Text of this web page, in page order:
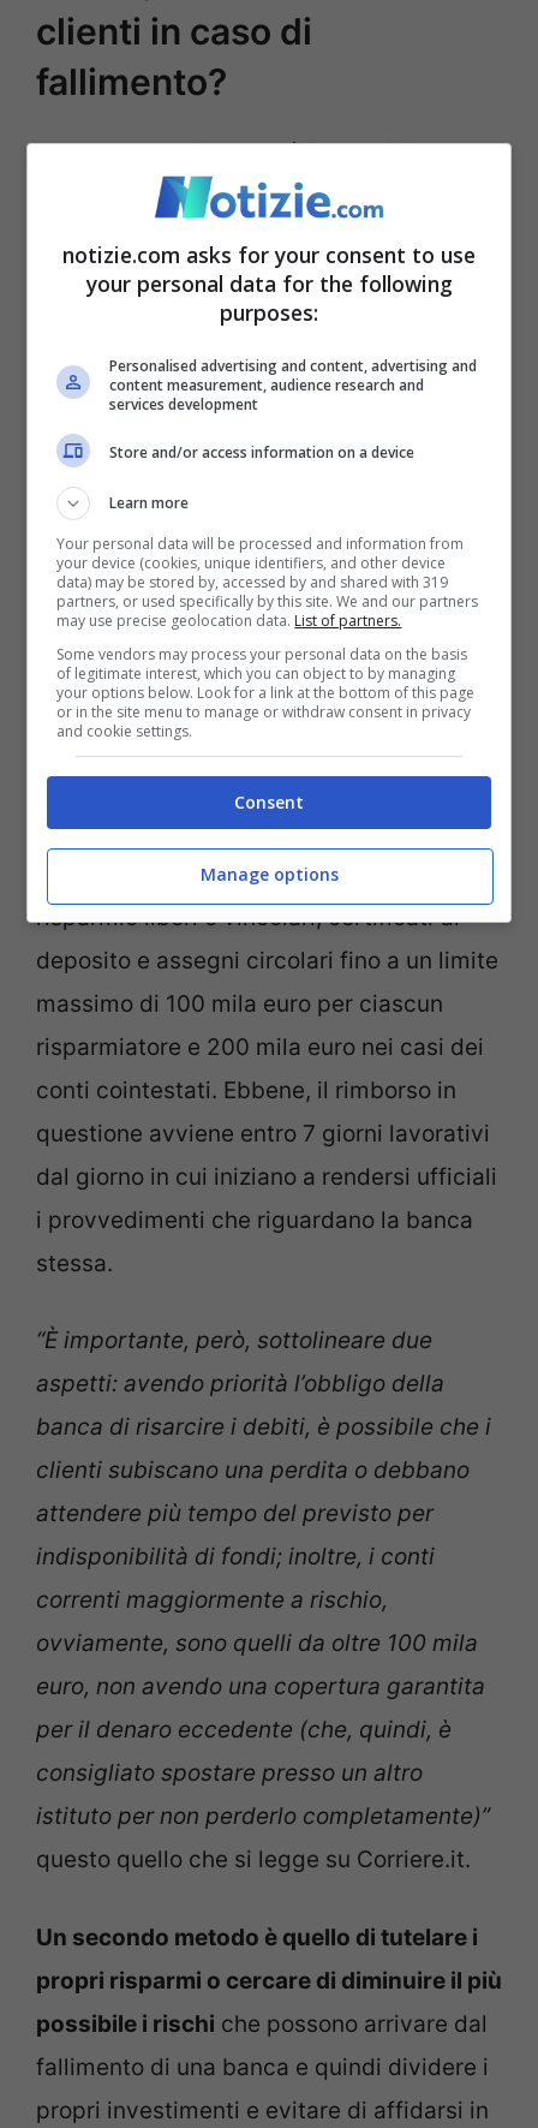
clienti in caso di
fallimento?
Come detto prima, non è impossibile che
una banca possa arrivare al punto di fallire
l’ipotesi non è mai da escludere a priori e
quindi quali sono gli strumenti tramite cui
si può davvero correre ai ripari?
Banca, Notizie.com
Il primo strumento è quello del Fondo
Interbancario di tutela dei depositi, questo
in Italia copra appunto i depositi a
risparmio liberi o vincolari, certificati di
deposito e assegni circolari fino a un limite
massimo di 100 mila euro per ciascun
risparmiatore e 200 mila euro nei casi dei
conti cointestati. Ebbene, il rimborso in
questione avviene entro 7 giorni lavorativi
dal giorno in cui iniziano a rendersi ufficiali
i provvedimenti che riguardano la banca
stessa.
“È importante, però, sottolineare due
aspetti: avendo priorità l’obbligo della
banca di risarcire i debiti, è possibile che i
clienti subiscano una perdita o debbano
attendere più tempo del previsto per
indisponibilità di fondi; inoltre, i conti
correnti maggiormente a rischio,
ovviamente, sono quelli da oltre 100 mila
euro, non avendo una copertura garantita
per il denaro eccedente (che, quindi, è
consigliato spostare presso un altro
istituto per non perderlo completamente)”
questo quello che si legge su Corriere.it.
Un secondo metodo è quello di tutelare i
propri risparmi o cercare di diminuire il più
possibile i rischi che possono arrivare dal
fallimento di una banca e quindi dividere i
propri investimenti e evitare di affidarsi in
notizie.com asks for your consent to use
your personal data for the following
purposes:
Personalised advertising and content, advertising and
content measurement, audience research and
services development
Store and/or access information on a device
Learn more
Your personal data will be processed and information from
your device (cookies, unique identifiers, and other device
data) may be stored by, accessed by and shared with 319
partners, or used specifically by this site. We and our partners
may use precise geolocation data. List of partners.
Some vendors may process your personal data on the basis
of legitimate interest, which you can object to by managing
your options below. Look for a link at the bottom of this page
or in the site menu to manage or withdraw consent in privacy
and cookie settings.
Consent
Manage options